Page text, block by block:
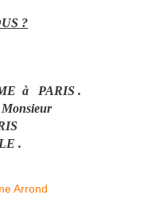
?
à PARIS .
.
Arrond